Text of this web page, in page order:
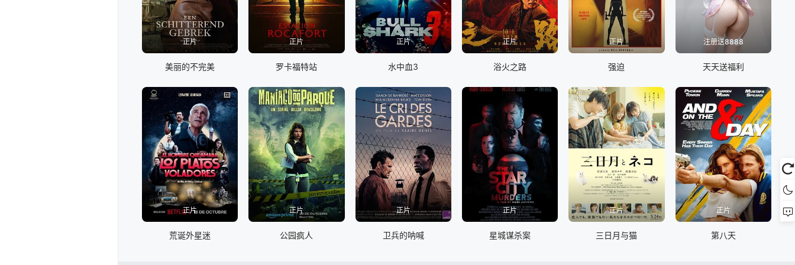
正片
美丽的不完美
正片
罗卡福特站
正片
水中血3
正片
浴火之路
正片
强迫
注册送8888
天天送福利
正片
荒诞外星迷
正片
公园疯人
正片
卫兵的呐喊
正片
星城谋杀案
正片
三日月与猫
正片
第八天